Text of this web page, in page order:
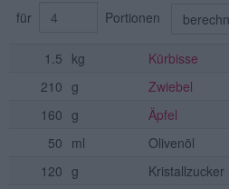
für Portionen
1.5 kg
Kürbisse
210 g
Zwiebel
160 g
Äpfel
50 ml
Olivenöl
120 g
Kristallzucker